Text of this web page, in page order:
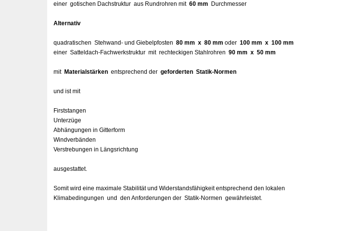
einer gotischen Dachstruktur aus Rundrohren mit60 mm Durchmesser
Alternativ
quadratischen Stehwand- und Giebelpfosten80 mm x 80 mm oder100 mm x 100 mm
einer Satteldach-Fachwerkstruktur mit rechteckigen Stahlrohren90 mm x 50 mm
mit Materialstärken entsprechend dergeforderten Statik-Normen
und ist mit
Firststangen
Unterzüge
Abhängungen in Gitterform
Windverbänden
Verstrebungen in Längsrichtung
ausgestattet.
Somit wird eine maximale Stabilität und Widerstandsfähigkeit entsprechend den lokalen
Klimabedingungen und den Anforderungen der Statik-Normen gewährleistet.